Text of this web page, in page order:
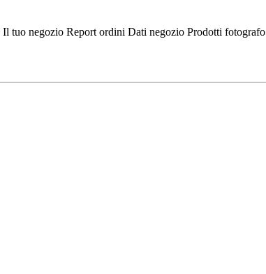
Il tuo negozio Report ordini Dati negozio Prodotti fotografo